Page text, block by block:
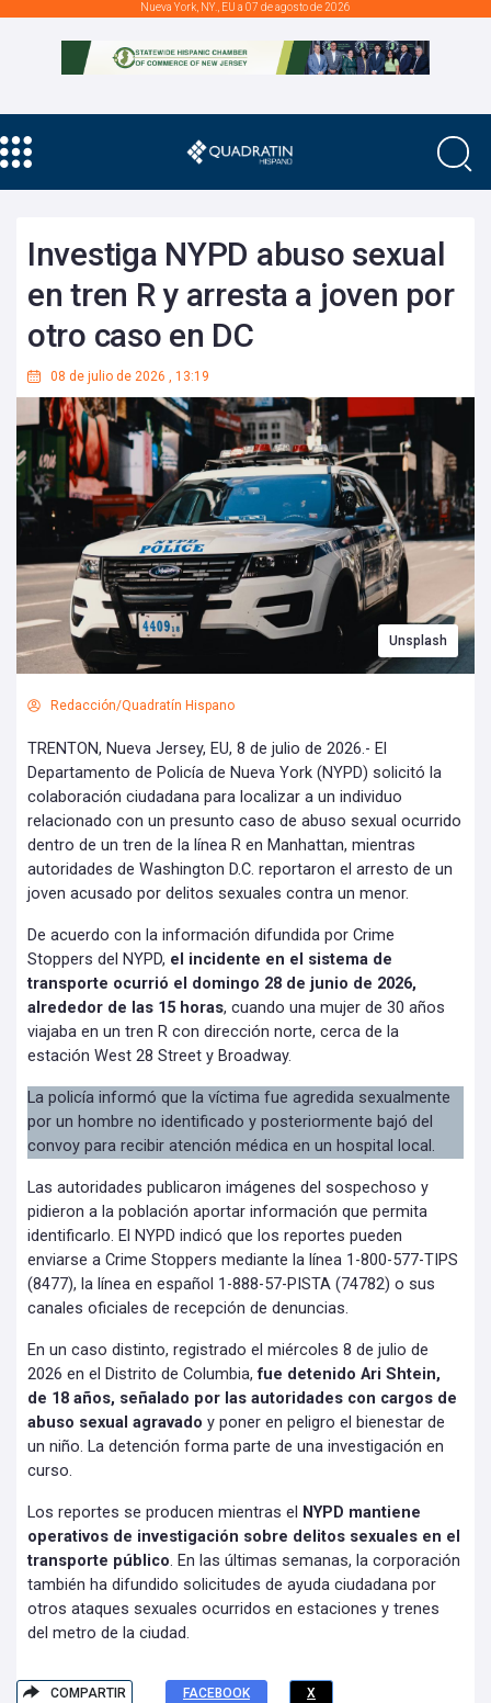
Nueva York, NY., EU a 07 de agosto de 2026
Investiga NYPD abuso sexual
en tren R y arresta a joven por
otro caso en DC
08 de julio de 2026 , 13:19
Unsplash
Redacción/Quadratín Hispano
TRENTON, Nueva Jersey, EU, 8 de julio de 2026.- El
Departamento de Policía de Nueva York (NYPD) solicitó la
colaboración ciudadana para localizar a un individuo
relacionado con un presunto caso de abuso sexual ocurrido
dentro de un tren de la línea R en Manhattan, mientras
autoridades de Washington D.C. reportaron el arresto de un
joven acusado por delitos sexuales contra un menor.
De acuerdo con la información difundida por Crime
Stoppers del NYPD, el incidente en el sistema de
transporte ocurrió el domingo 28 de junio de 2026,
alrededor de las 15 horas, cuando una mujer de 30 años
viajaba en un tren R con dirección norte, cerca de la
estación West 28 Street y Broadway.
La policía informó que la víctima fue agredida sexualmente
por un hombre no identificado y posteriormente bajó del
convoy para recibir atención médica en un hospital local.
Las autoridades publicaron imágenes del sospechoso y
pidieron a la población aportar información que permita
identificarlo. El NYPD indicó que los reportes pueden
enviarse a Crime Stoppers mediante la línea 1-800-577-TIPS
(8477), la línea en español 1-888-57-PISTA (74782) o sus
canales oficiales de recepción de denuncias.
En un caso distinto, registrado el miércoles 8 de julio de
2026 en el Distrito de Columbia,fue detenido Ari Shtein,
de 18 años, señalado por las autoridades con cargos de
abuso sexual agravado y poner en peligro el bienestar de
un niño. La detención forma parte de una investigación en
curso.
Los reportes se producen mientras el
NYPD mantiene
operativos de investigación sobre delitos sexuales en el
transporte público. En las últimas semanas, la corporación
también ha difundido solicitudes de ayuda ciudadana por
otros ataques sexuales ocurridos en estaciones y trenes
del metro de la ciudad.
COMPARTIR FACEBOOK X